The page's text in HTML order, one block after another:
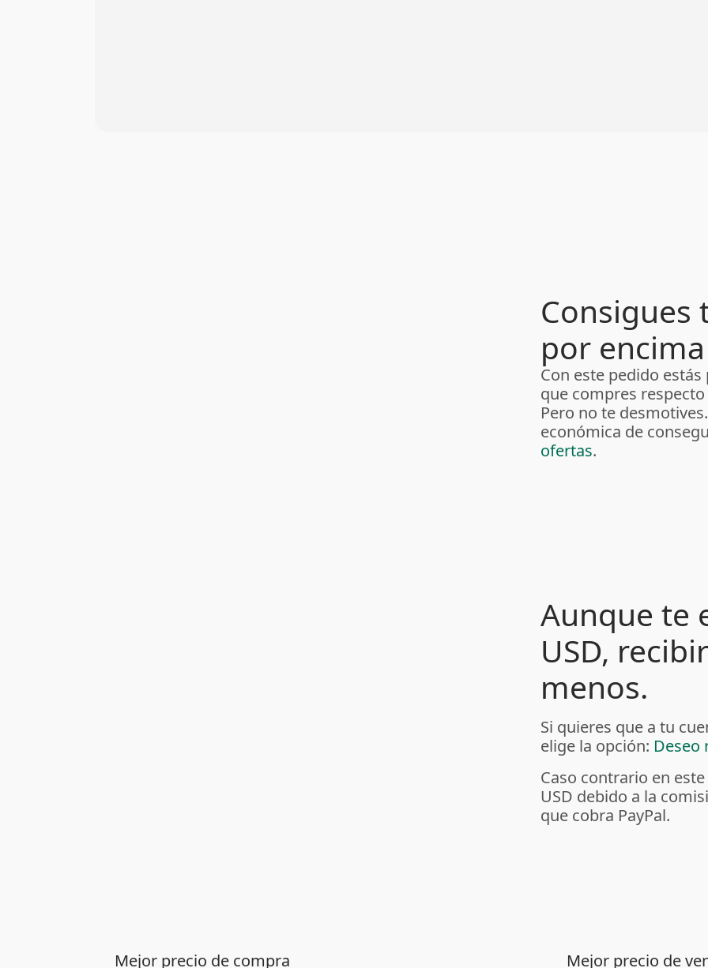
Consigues
por
Con este pedido estás
que compres respecto
Pero no te
económica de
ofertas.
Aunque te
USD,
menos.
Si quieres que a tu
elige la opción: Deseo
Caso contrario en
USD debido a la
que cobra PayPal.
Mejor precio de compra Mejor precio de